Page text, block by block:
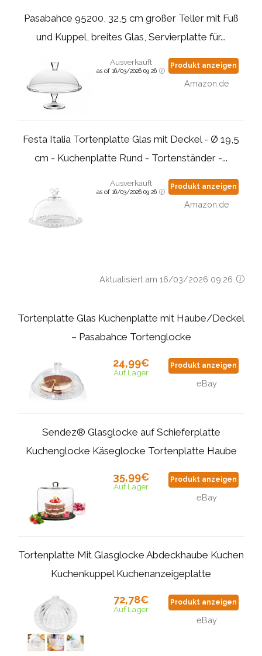
Pasabahce 95200, 32,5 cm großer Teller mit Fuß
und Kuppel, breites Glas, Servierplatte für...
Ausverkauft
as of 16/03/2026 09:26
Produkt anzeigen
Amazon.de
Festa Italia Tortenplatte Glas mit Deckel - Ø 19,5
cm - Kuchenplatte Rund - Tortenständer -...
Ausverkauft
as of 16/03/2026 09:26
Produkt anzeigen
Amazon.de
Aktualisiert am 16/03/2026 09:26
Tortenplatte Glas Kuchenplatte mit Haube/Deckel
– Pasabahce Tortenglocke
24,99€
Auf Lager
Produkt anzeigen
eBay
Sendez® Glasglocke auf Schieferplatte
Kuchenglocke Käseglocke Tortenplatte Haube
35,99€
Auf Lager
Produkt anzeigen
eBay
Tortenplatte Mit Glasglocke Abdeckhaube Kuchen
Kuchenkuppel Kuchenanzeigeplatte
72,78€
Auf Lager
Produkt anzeigen
eBay